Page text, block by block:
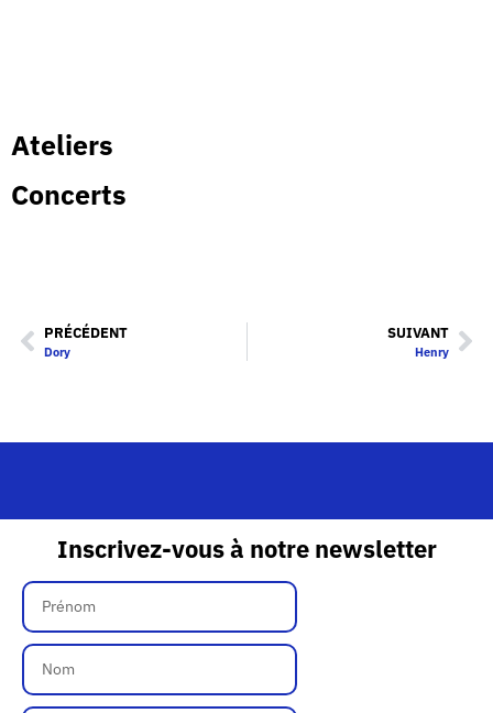
Ateliers
Concerts
PRÉCÉDENT
Dory
SUIVANT
Henry
Inscrivez-vous à notre newsletter